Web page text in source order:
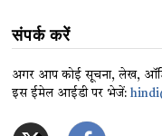
संपर्क करें
अगर आप कोई सूचना, लेख,
इस ईमेल आईडी पर भेजें: